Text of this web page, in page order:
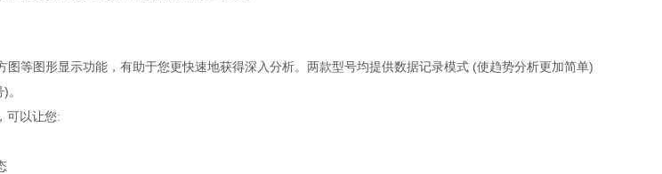
图等图形显示功能，有助于您更快速地获得深入分析。两款型号均提供数据记录模式 (使趋势分析更加简单)
可以让您: